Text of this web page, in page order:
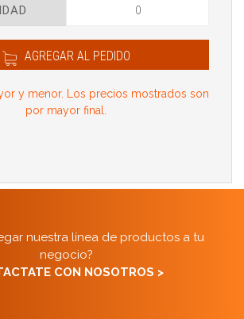
AGREGAR AL PEDIDO
y menor. Los precios mostrados son
por mayor final.
nuestra línea de productos a tu
negocio?
CON NOSOTROS >